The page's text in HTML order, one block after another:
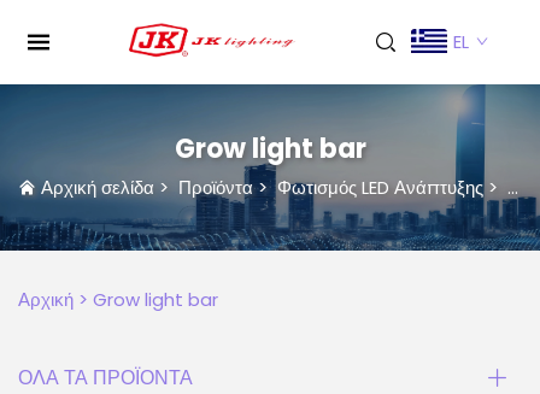
EL
Grow light bar
Αρχική σελίδα > Προϊόντα> Φωτισμός LED Ανάπτυξης>
Αρχική > Grow light bar
ΟΛΑ ΤΑ ΠΡΟΪΟΝΤΑ